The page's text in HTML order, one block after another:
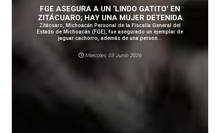
FGE ASEGURA A UN ‘LINDO GATITO’ EN
ZITÁCUARO; HAY UNA MUJER DETENIDA
Zitácuaro, Michoacán Personal de la Fiscalía General del
Estado de Michoacán (FGE), fue asegurado un ejemplar de
jaguar cachorro, además de una person...
Miercoles, 03 Junio 2026